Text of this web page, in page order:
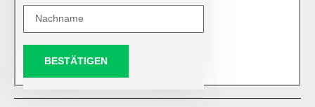
BESTÄTIGEN